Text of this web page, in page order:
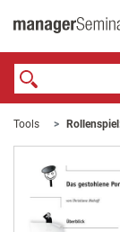
Tools